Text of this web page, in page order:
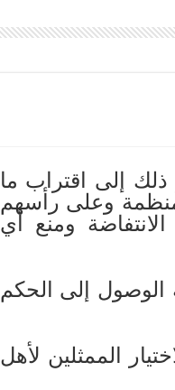
إلى اقتراب ما
وعلى رأسهم
ومنع أي
إلى الحكم
الممثلين لأهل